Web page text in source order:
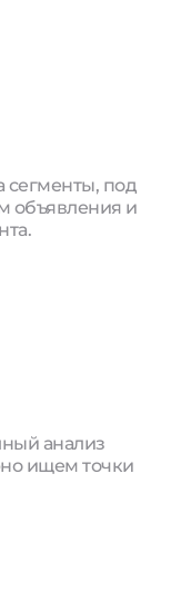
под
объявления и
анализ
ищем точки